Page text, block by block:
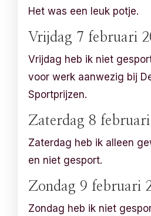
Het was een leuk potje.
Vrijdag 7 februari
Vrijdag heb ik niet
voor werk aanwezig bij
Sportprijzen.
Zaterdag 8
Zaterdag heb ik alleen
en niet gesport.
Zondag 9 februari
Zondag heb ik niet